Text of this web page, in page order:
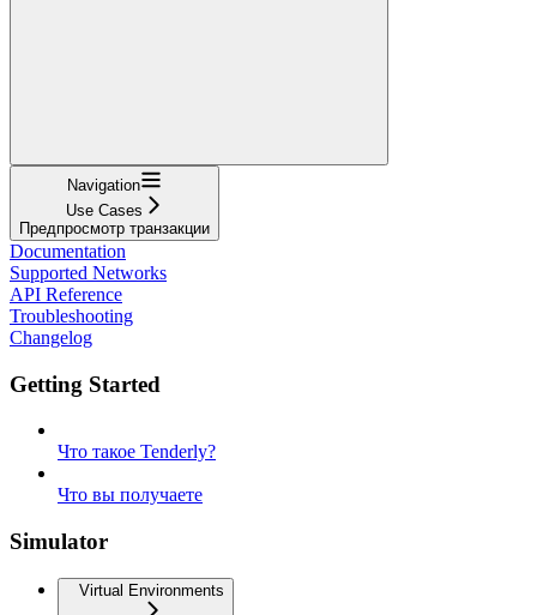
Navigation
Use Cases
Предпросмотр транзакции
Documentation
Supported Networks
API Reference
Troubleshooting
Changelog
Getting Started
Что такое Tenderly?
Что вы получаете
Simulator
Virtual Environments